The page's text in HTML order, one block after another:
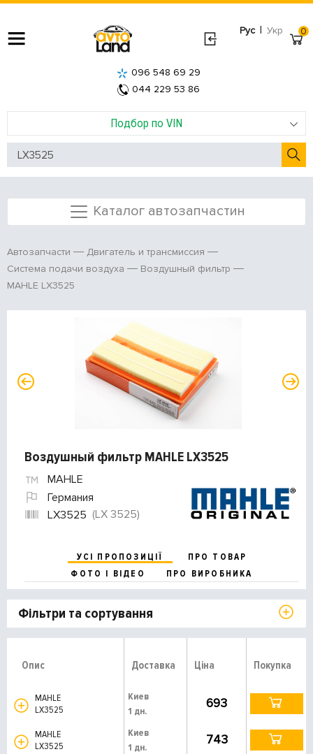
Рус | Укр
Подбор по VIN
096 548 69 29
044 229 53 86
0
Каталог автозапчастин
Автозапчасти
Двигатель и трансмиссия
Система подачи воздуха
Воздушный фильтр
MAHLE LX3525
Воздушный фильтр MAHLE LX3525
MAHLE
Германия
LX3525 (LX 3525)
УСІ ПРОПОЗИЦІЇ
ПРО ТОВАР
ФОТО І ВІДЕО
ПРО ВИРОБНИКА
Фільтри та сортування
Опис Доставка Ціна Покупка
MAHLE
LX3525
Киев
1 дн.
693
MAHLE
LX3525
Киев
1 дн.
743